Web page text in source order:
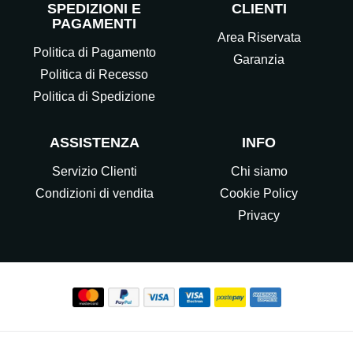
SPEDIZIONI E
PAGAMENTI
Politica di Pagamento
Politica di Recesso
Politica di Spedizione
CLIENTI
Area Riservata
Garanzia
ASSISTENZA
Servizio Clienti
Condizioni di vendita
INFO
Chi siamo
Cookie Policy
Privacy